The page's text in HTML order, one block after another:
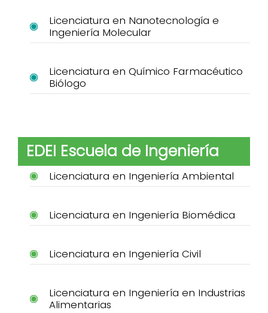
Licenciatura en Nanotecnología e
Ingeniería Molecular
Licenciatura en Químico Farmacéutico
Biólogo
EDEI Escuela de Ingeniería
Licenciatura en Ingeniería Ambiental
Licenciatura en Ingeniería Biomédica
Licenciatura en Ingeniería Civil
Licenciatura en Ingeniería en Industrias
Alimentarias